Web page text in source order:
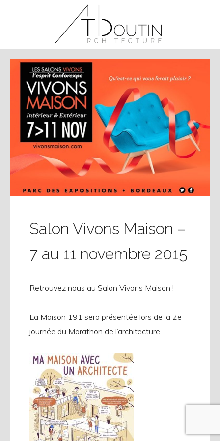
Salon Vivons Maison –
7 au 11 novembre 2015
Retrouvez nous au Salon Vivons Maison !
La Maison 191 sera présentée lors de la 2e
journée du Marathon de l’architecture